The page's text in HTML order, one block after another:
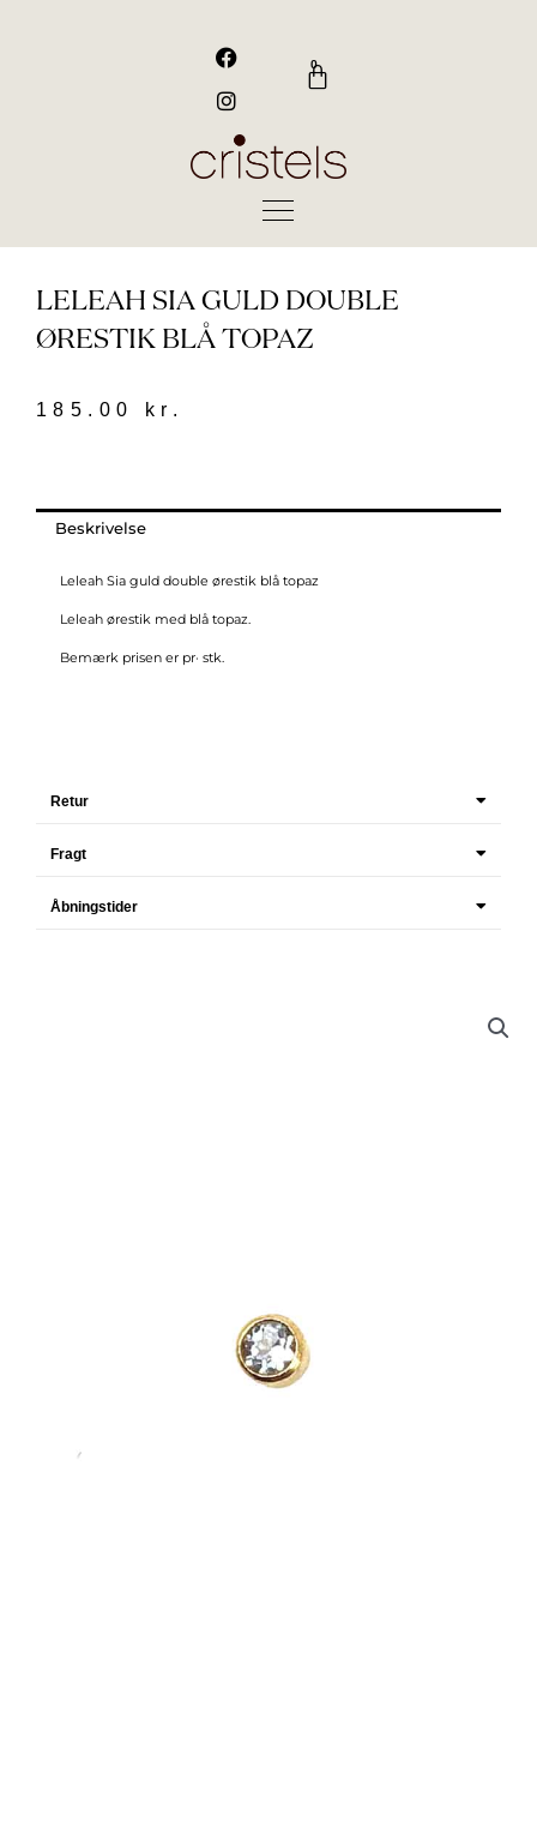
F
a
c
e
b
o
I
n
s
t
a
g
0
Kurv
LELEAH SIA GULD DOUBLE
ØRESTIK BLÅ TOPAZ
185.00 kr.
Beskrivelse
Leleah Sia guld double ørestik blå topaz
Leleah ørestik med blå topaz.
Bemærk prisen er pr· stk.
Retur
Fragt
Åbningstider